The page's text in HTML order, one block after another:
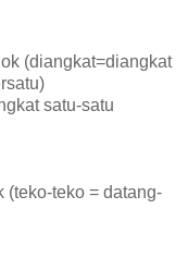
(diangkat=diangkat
satu-satu
(teko-teko = datang-